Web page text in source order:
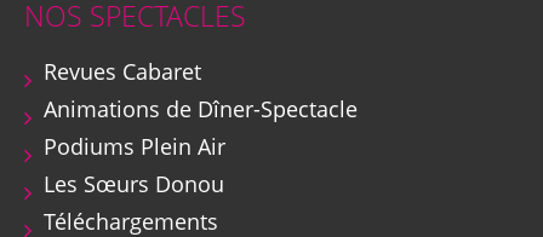
NOS SPECTACLES
Revues Cabaret
Animations de Dîner-Spectacle
Podiums Plein Air
Les Sœurs Donou
Téléchargements